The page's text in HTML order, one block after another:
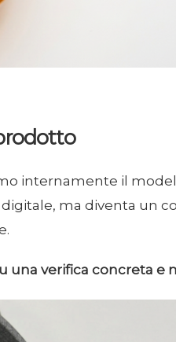
internamente il
ma diventa un
verifica concreta e